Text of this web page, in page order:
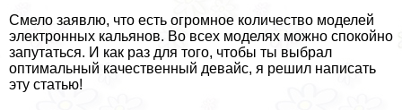
Смело заявлю, что есть огромное количество моделей
электронных кальянов. Во всех моделях можно спокойно
запутаться. И как раз для того, чтобы ты выбрал
оптимальный качественный девайс, я решил написать
эту статью!